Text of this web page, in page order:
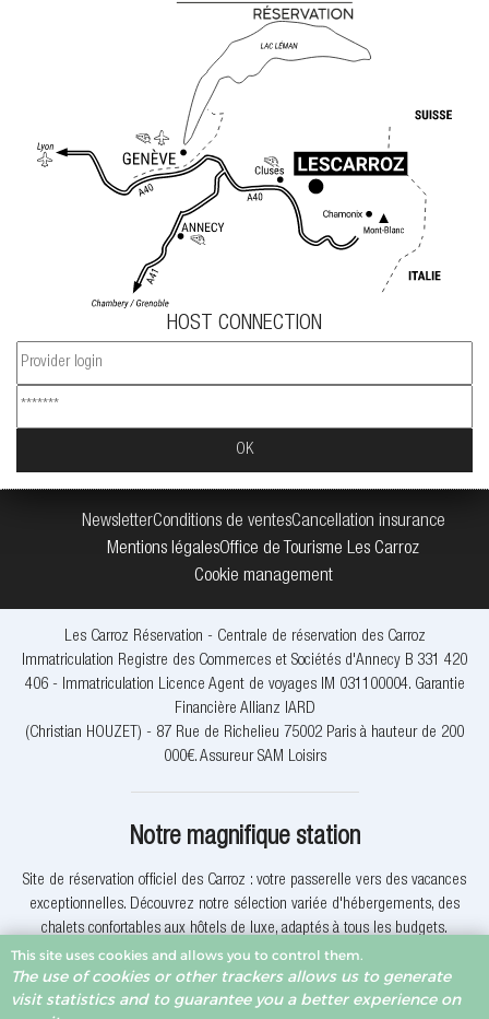
HOST CONNECTION
NewsletterConditions de ventesCancellation insurance
Mentions légalesOffice de Tourisme Les Carroz
Cookie management
Les Carroz Réservation - Centrale de réservation des Carroz
Immatriculation Registre des Commerces et Sociétés d'Annecy B 331 420
406 - Immatriculation Licence Agent de voyages IM 031100004. Garantie
Financière Allianz IARD
(Christian HOUZET) - 87 Rue de Richelieu 75002 Paris à hauteur de 200
000€. Assureur SAM Loisirs
Notre magnifique station
Site de réservation officiel des Carroz : votre passerelle vers des vacances
exceptionnelles. Découvrez notre sélection variée d'hébergements, des
chalets confortables aux hôtels de luxe, adaptés à tous les budgets.
Explorez nos activités uniques qui vous immergeront dans la beauté des
Alpes. Que vous soyez un amateur de ski, de randonnée ou simplement en
This site uses cookies and allows you to control them.
The use of cookies or other trackers allows us to generate
visit statistics and to guarantee you a better experience on